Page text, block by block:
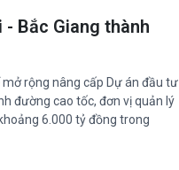
Bắc Giang thành
rộng nâng cấp Dự án đầu tư
đường cao tốc, đơn vị quản lý
6.000 tỷ đồng trong